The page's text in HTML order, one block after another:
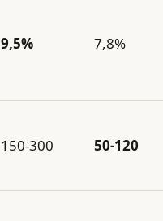
9,5% 7,8%
150-300 50-120